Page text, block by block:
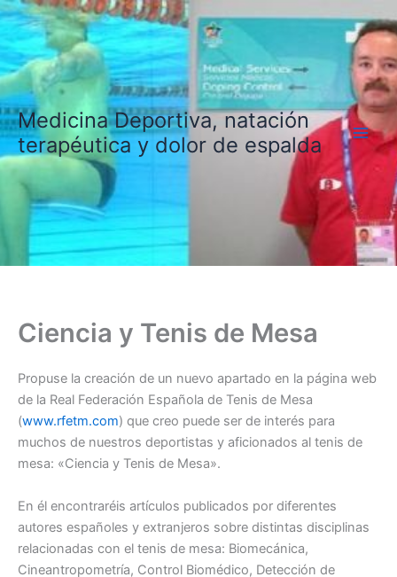
Ir
contenido
Medicina Deportiva, natación
terapéutica y dolor de espalda
Ciencia y Tenis de Mesa
Propuse la creación de un nuevo apartado en la página web
de la Real Federación Española de Tenis de Mesa
(www.rfetm.com) que creo puede ser de interés para
muchos de nuestros deportistas y aficionados al tenis de
mesa: «Ciencia y Tenis de Mesa».
En él encontraréis artículos publicados por diferentes
autores españoles y extranjeros sobre distintas disciplinas
relacionadas con el tenis de mesa: Biomecánica,
Cineantropometría, Control Biomédico, Detección de